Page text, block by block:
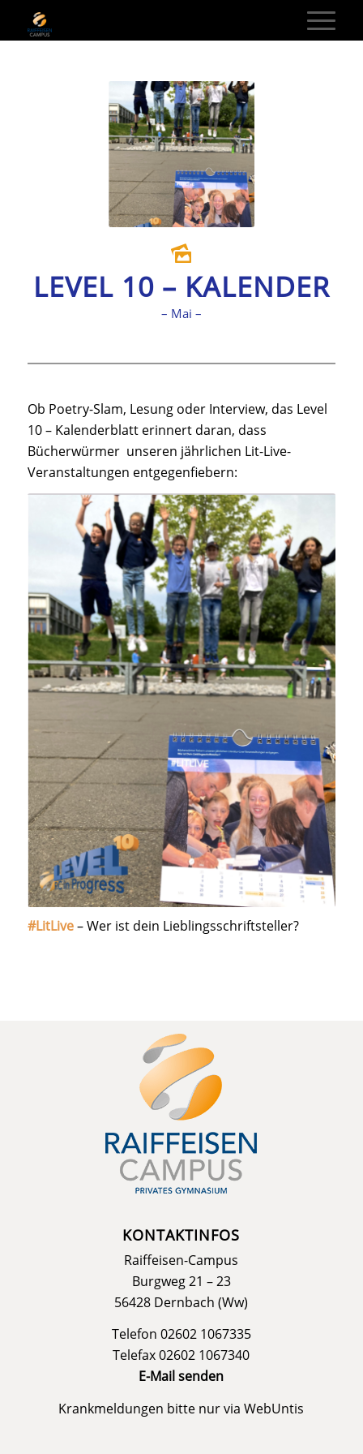
LEVEL 10 – KALENDER
– Mai –
Ob Poetry-Slam, Lesung oder Interview, das Level
10 – Kalenderblatt erinnert daran, dass
Bücherwürmer unseren jährlichen Lit-Live-
Veranstaltungen entgegenfiebern:
#LitLive– Wer ist dein Lieblingsschriftsteller?
KONTAKTINFOS
Raiffeisen-Campus
Burgweg 21 – 23
56428 Dernbach (Ww)
Telefon 02602 1067335
Telefax 02602 1067340
E-Mail senden
Krankmeldungen bitte nur viaWebUntis